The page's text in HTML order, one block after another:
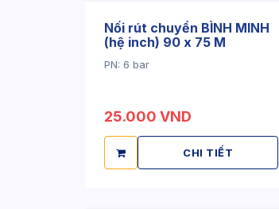
Nối rút chuyển BÌNH MINH
(hệ inch) 90 x 75 M
PN: 6 bar
25.000 VND
CHI TIẾT